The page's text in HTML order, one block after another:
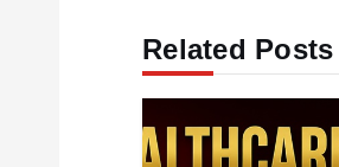
Related Posts